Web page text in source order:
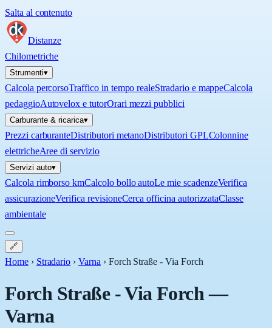
Salta al contenuto
Distanze
Chilometriche
Strumenti▾
Calcola percorsoTraffico in tempo realeStradario e mappeCalcola
pedaggioAutovelox e tutorOrari mezzi pubblici
Carburante & ricarica▾
Prezzi carburanteDistributori metanoDistributori GPLColonnine
elettricheAree di servizio
Servizi auto▾
Calcola rimborso kmCalcolo bollo autoLe mie scadenzeVerifica
assicurazioneVerifica revisioneCerca officina autorizzataClasse
ambientale
🔗
Home › Stradario › Varna › Forch Straße - Via Forch
Forch Straße - Via Forch—
Varna